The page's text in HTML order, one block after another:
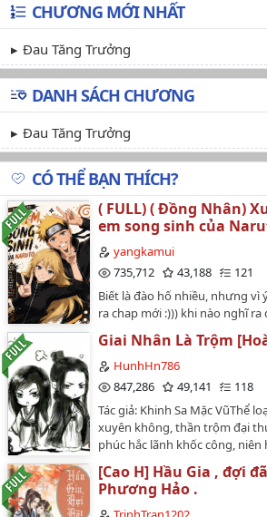
CHƯƠNG MỚI NHẤT
Đau Tăng Trưởng
DANH SÁCH CHƯƠNG
Đau Tăng Trưởng
CÓ THỂ BẠN THÍCH?
( FULL) ( Đồng Nhân)
em song sinh của
yangkamui
735,712
43,188
121
Biết là đào hố nhiều, nhưng
ra chap mới :))) khi nào nghĩ
nàng ăn mặc như tomboy , hay
nhà, khuôn mặt thanh tú. Hay
liên tục khi bực bội, vào một
bọn chúng, cuối cùng thương
gắng chạy thoát khỏi bọn
chặn hết hai đường, cô không
nhảy xuống sông chảy xiết.
Ngày hoàn thành : 24/07/2018…
Giai Nhân Là Trộm
HunhHn786
847,286
49,141
118
Tác giả: Khinh Sa Mặc VũThể
xuyên không, thần trộm đại
phúc hắc lãnh khốc công, niên
phụ: Lam Tuyết x Tà Thiên
chương + PN Giai nhân thế
là chuyện về một đại thúc
[Cao H] Hầu Gia , đợi
Phương Hảo .